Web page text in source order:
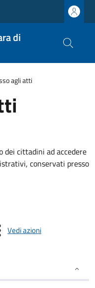
di
agli atti
dei cittadini ad accedere
conservati presso
Vedi azioni